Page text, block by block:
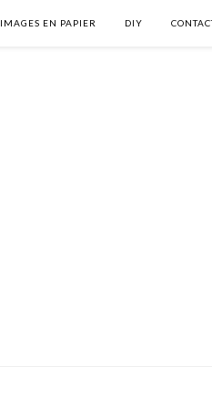
IMAGES EN PAPIER DIY